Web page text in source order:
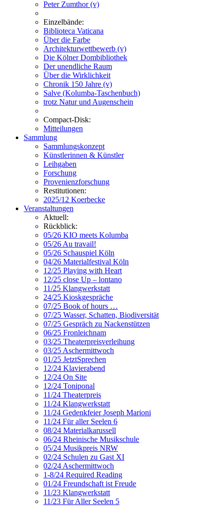
Peter Zumthor (v)
Einzelbände:
Biblioteca Vaticana
Über die Farbe
Architekturwettbewerb (v)
Die Kölner Dombibliothek
Der unendliche Raum
Über die Wirklichkeit
Chronik 150 Jahre (v)
Salve (Kolumba-Taschenbuch)
trotz Natur und Augenschein
Compact-Disk:
Mitteilungen
Sammlung
Sammlungskonzept
Künstlerinnen & Künstler
Leihgaben
Forschung
Provenienzforschung
Restitutionen:
2025/12 Koerbecke
Veranstaltungen
Aktuell:
Rückblick:
05/26 KIO meets Kolumba
05/26 Au travail!
05/26 Schauspiel Köln
04/26 Materialfestival Köln
12/25 Playing with Heart
12/25 close Up – lontano
11/25 Klangwerkstatt
24/25 Kioskgespräche
07/25 Book of hours …
07/25 Wasser, Schatten, Biodiversität
07/25 Gespräch zu Nackenstützen
06/25 Fronleichnam
03/25 Theaterpreisverleihung
03/25 Aschermittwoch
01/25 JetztSprechen
12/24 Klavierabend
12/24 On Site
12/24 Toniponal
11/24 Theaterpreis
11/24 Klangwerkstatt
11/24 Gedenkfeier Joseph Marioni
11/24 Für aller Seelen 6
08/24 Materialkarussell
06/24 Rheinische Musikschule
05/24 Musikpreis NRW
02/24 Schulen zu Gast XI
02/24 Aschermittwoch
1-8/24 Required Reading
01/24 Freundschaft ist Freude
11/23 Klangwerkstatt
11/23 Für Aller Seelen 5